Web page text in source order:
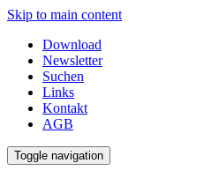
Skip to main content
Download
Newsletter
Suchen
Links
Kontakt
AGB
Toggle navigation